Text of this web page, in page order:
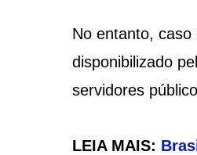
No entanto,
disponibilizado
servidores
LEIA MAIS: